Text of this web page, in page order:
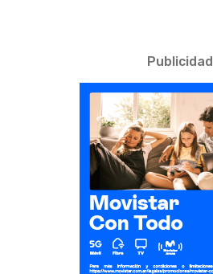
Publicidad